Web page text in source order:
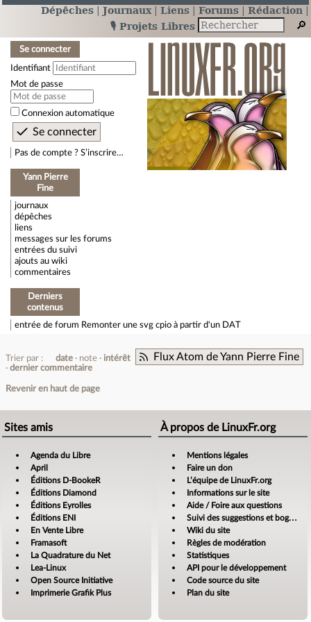
Dépêches Journaux Liens Forums
Rédaction
🎙️ Projets Libres
Se connecter
Identifiant
Mot de passe
Connexion automatique
Pas de compte ? S’inscrire…
Yann Pierre
Fine
journaux
dépêches
liens
messages sur les forums
entrées du suivi
ajouts au wiki
commentaires
Derniers
contenus
entrée de forum Remonter une svg cpio à partir d'un DAT
Flux Atom de Yann Pierre Fine
Trier par : date note
intérêt
dernier commentaire
Revenir en haut de page
Sites amis
Agenda du Libre
April
Éditions D-BookeR
Éditions Diamond
Éditions Eyrolles
Éditions ENI
En Vente Libre
Framasoft
La Quadrature du Net
Lea-Linux
Open Source Initiative
Imprimerie Grafik Plus
À propos de LinuxFr.org
Mentions légales
Faire un don
L’équipe de LinuxFr.org
Informations sur le site
Aide / Foire aux questions
Suivi des suggestions et bogues
Wiki du site
Règles de modération
Statistiques
API pour le développement
Code source du site
Plan du site